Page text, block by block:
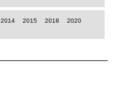
2014 2015 2018
2020